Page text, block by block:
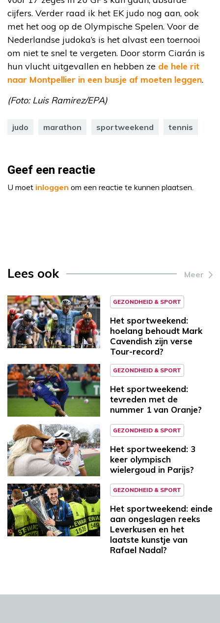
cijfers. Verder raad ik het EK judo nog aan, ook
met het oog op de Olympische Spelen. Voor de
Nederlandse judoka’s is het alvast een toernooi
om niet te snel te vergeten. Door storm Ciarán is
hun vlucht uitgevallen en hebben ze de hele rit
naar Montpellier in een busje af moeten leggen.
(Foto: Luis Ramirez/EPA)
judo marathon sportweekend tennis
Geef een reactie
U moet inloggen om een reactie te kunnen plaatsen.
Lees ook Meer
GEZONDHEID & SPORT
Het sportweekend:
hoelang behoudt Mark
Cavendish zijn verse
Tour-record?
GEZONDHEID & SPORT
Het sportweekend:
tevreden met de
nummer 1 van Oranje?
GEZONDHEID & SPORT
Het sportweekend: 3
keer olympisch
wielergoud in Parijs?
GEZONDHEID & SPORT
Het sportweekend: einde
aan ongeslagen reeks
Leverkusen en het
laatste kunstje van
Rafael Nadal?